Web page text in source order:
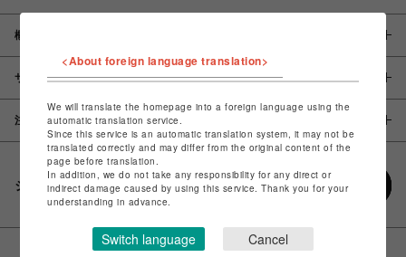
概要
サイズ
注意事項
シェアする
<About foreign language translation>
We will translate the homepage into a foreign language using the
automatic translation service.
Since this service is an automatic translation system, it may not be
translated correctly and may differ from the original content of the
page before translation.
In addition, we do not take any responsibility for any direct or
indirect damage caused by using this service. Thank you for your
understanding in advance.
Switch language Cancel